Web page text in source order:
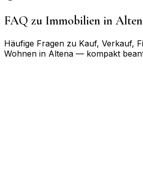
FAQ zu Immobilien in
Häufige Fragen zu Kauf, Verkauf,
Wohnen in Altena — kompakt